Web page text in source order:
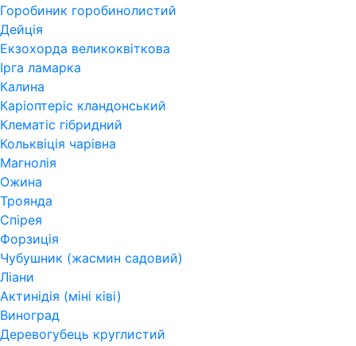
Горобиник горобинолистий
Дейція
Екзохорда великоквіткова
Ірга ламарка
Калина
Каріоптеріс кландонський
Клематіс гібридний
Кольквіція чарівна
Магнолія
Ожина
Троянда
Спірея
Форзиція
Чубушник (жасмин садовий)
Ліани
Актинідія (міні ківі)
Виноград
Деревогубець круглистий